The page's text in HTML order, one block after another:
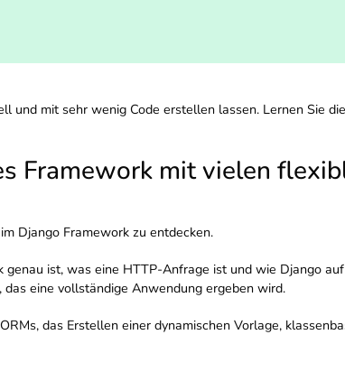
und mit sehr wenig Code erstellen lassen. Lernen Sie
Framework mit vielen
Django Framework zu entdecken.
ist, was eine HTTP-Anfrage ist und wie Django
eine vollständige Anwendung ergeben wird.
das Erstellen einer dynamischen Vorlage,